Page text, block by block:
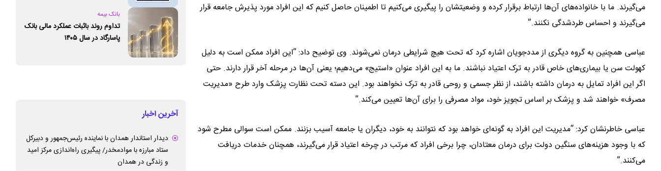
می‌گیرند. ما با خانواده‌های آن‌ها ارتباط برقرار کرده و وضعیتشان را پیگیری می‌کنیم تا اطمینان حاصل کنیم که این افراد مورد پذیرش جامعه قرار
می‌گیرند و احساس طردشدگی نکنند.”
عباسی همچنین به گروه دیگری از مددجویان اشاره کرد که تحت هیچ شرایطی درمان نمی‌شوند. وی توضیح داد: “این افراد ممکن است به دلیل
کهولت سن یا بیماری‌های خاص قادر به ترک اعتیاد نباشند. ما به این افراد عنوان «استیج» می‌دهیم؛ یعنی آن‌ها در مرحله آخر قرار دارند. حتی
اگر این افراد تمایل به درمان داشته باشند، از نظر جسمی و روحی قادر به ترک نخواهند بود. این دسته تحت نظارت پزشک وارد طرح «مدیریت
مصرف» خواهند شد و پزشک بر اساس تجویز خود، مواد مصرفی را برای آن‌ها تعیین می‌کند.”
عباسی خاطرنشان کرد: “مدیریت این افراد به گونه‌ای خواهد بود که نتوانند به خود، دیگران یا جامعه آسیب بزنند. ممکن است سوالی مطرح شود
که با وجود هزینه‌های سنگین دولت برای درمان معتادان، چرا برخی افراد که مرتب در چرخه اعتیاد قرار می‌گیرند، همچنان خدمات دریافت
می‌کنند.”
بانک بیمه
تداوم روند باثبات عملکرد مالی بانک
پاسارگاد در سال ۱۴۰۵
آخرین اخبار
دیدار استاندار همدان با نماینده رئیس‌جمهور و دبیرکل
ستاد مبارزه با موادمخدر/ پیگیری راه‌اندازی مرکز امید
و زندگی در همدان